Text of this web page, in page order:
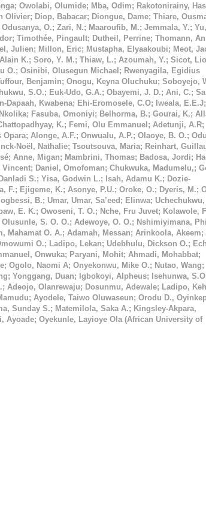
; Owolabi, Olumide; Mba, Odim; Rakotonirainy,
Olivier; Diop, Babacar; Diongue, Dame; Thiare,
Odusanya, O.; Zari, N.; Maaroufib, M.; Jemmala, Y.; Yu,
; Timothée, Pingault; Dutheil, Perrine; Thomann,
Julien; Millon, Eric; Mustapha, Elyaakoubi; Meot,
K.; Soro, Y. M.; Thiaw, L.; Azoumah, Y.; Sicot,
O.; Osinibi, Olusegun Michael ; Rwenyagila, Egidius
Benjamin; Onogu, Keyna Oluchuku; Soboyejo,
S.O.; Euk-Udo, G.A.; Obayemi, J. D.; Ani, C.;
Dapaah, Kwabena; Ehi-Eromosele, C.O; Iweala, E.E.J;
; Fasuba, Omoniyi; Belhorma, B.; Gourai, K.;
K.; Femi, Olu Emmanuel ; Adetunji, A.R;
Opara; Alonge, A.F.; Onwualu, A.P.; Olaoye, B. O.;
Noël, Nathalie; Tsoutsouva, Maria; Reinhart,
; Anne, Migan; Mambrini, Thomas; Badosa, Jordi;
Vincent; Daniel, Omofoman; Chukwuka, Madumelu,;
S.; Yisa, Godwin L.; Isah, Adamu K.; Dozie-
F.; Ejigeme, K.; Asonye, P.U.; Oroke, O.; Dyeris, M.;
B.; Umar, Umar, Sa’eed ; Elinwa; Uchechukwu,
E. K.; Owoseni, T. O.; Nche, Fru Juvet; Kolawole,
Olusunle, S. O. O.; Adewoye, O. O.; Nshimiyimana,
Mahamat O. A.; Adamah, Messan; Arinkoola, Akeem;
O.; Ladipo, Lekan; Udebhulu, Dickson O.;
Onwuka; Paryani, Mohit; Ahmadi, Mohabbat;
; Ogolo, Naomi A; Onyekonwu, Mike O.; Nutao, Wang;
; Yonggang, Duan; Igbokoyi, Alpheus; Isehunwa,
; Adeojo, Olanrewaju; Dosunmu, Adewale; Ladipo,
; Ayodele, Taiwo Oluwaseun; Orodu D.,
Sunday S.; Matemilola, Saka A.; Kingsley-Akpara,
Ayoade; Oyekunle, Layioye Ola (African University of